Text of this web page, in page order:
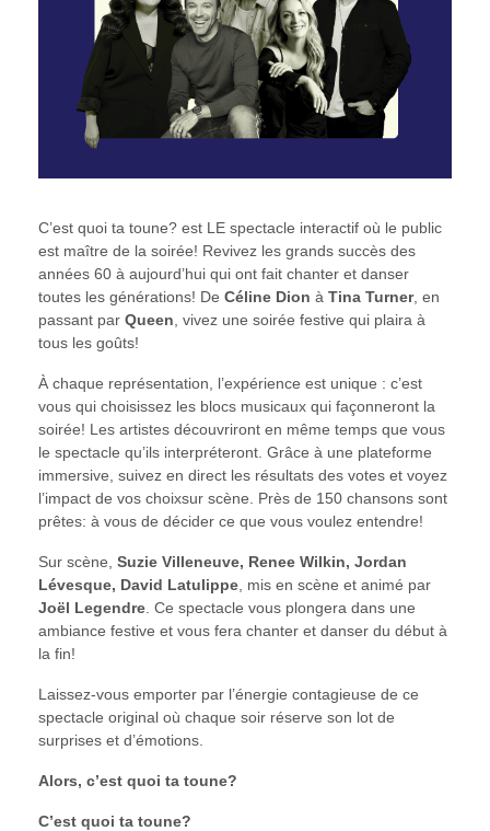
C’est quoi ta toune? est LE spectacle interactif où le public
est maître de la soirée! Revivez les grands succès des
années 60 à aujourd’hui qui ont fait chanter et danser
toutes les générations! De Céline Dion à Tina Turner, en
passant par Queen , vivez une soirée festive qui plaira à
tous les goûts!
À chaque représentation, l’expérience est unique : c’est
vous qui choisissez les blocs musicaux qui façonneront la
soirée! Les artistes découvriront en même temps que vous
le spectacle qu’ils interpréteront. Grâce à une plateforme
immersive, suivez en direct les résultats des votes et voyez
l’impact de vos choixsur scène. Près de 150 chansons sont
prêtes: à vous de décider ce que vous voulez entendre!
Sur scène, Suzie Villeneuve, Renee Wilkin, Jordan
Lévesque, David Latulippe , mis en scène et animé par
Joël Legendre . Ce spectacle vous plongera dans une
ambiance festive et vous fera chanter et danser du début à
la fin!
Laissez-vous emporter par l’énergie contagieuse de ce
spectacle original où chaque soir réserve son lot de
surprises et d’émotions.
Alors, c’est quoi ta toune?
C’est quoi ta toune?